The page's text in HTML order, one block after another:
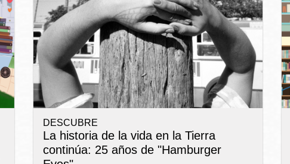
Ocean View
Biblioteca
Ambulante OMI
Ortega
Richmond
Sunset
Treasure Island
DESCUBRE
La historia de la vida en la Tierra
continúa: 25 años de "Hamburger